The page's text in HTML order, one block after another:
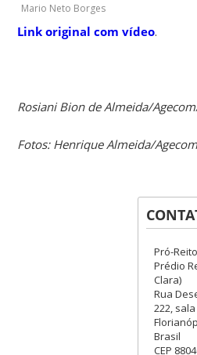
Mario Neto Borges
Link original com vídeo.
Rosiani Bion de Almeida/
Fotos: Henrique Almeida/
Pró-
Prédio
Clara)
Rua
222,
Brasil
CEP